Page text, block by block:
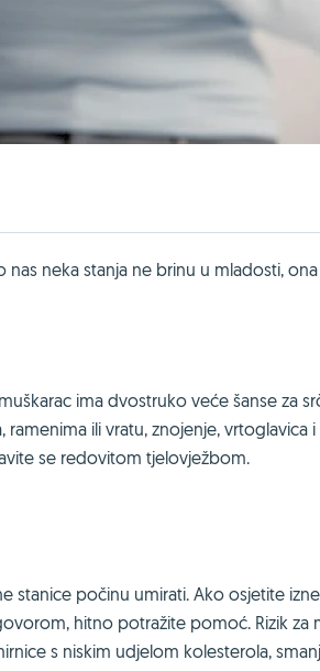
neka stanja ne brinu u mladosti,
ima dvostruko veće šanse za
ili vratu, znojenje, vrtoglavica
se redovitom tjelovježbom.
stanice počinu umirati. Ako osjetite
hitno potražite pomoć. Rizik za
s niskim udjelom kolesterola,